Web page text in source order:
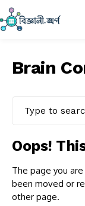
Brain
Oops!
The page you
been moved or
other page.